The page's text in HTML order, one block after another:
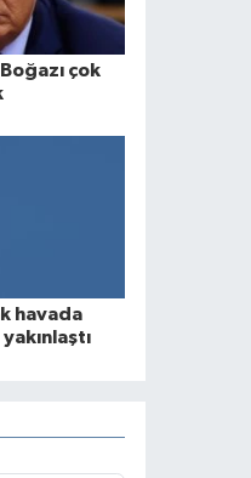
çok
havada